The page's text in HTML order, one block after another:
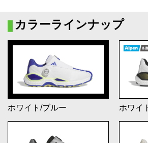
カラーラインナップ
ホワイト/ブルー ホワイ